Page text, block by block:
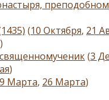
(10 Октября, 21
)
(3
)
Марта, 26 Марта)